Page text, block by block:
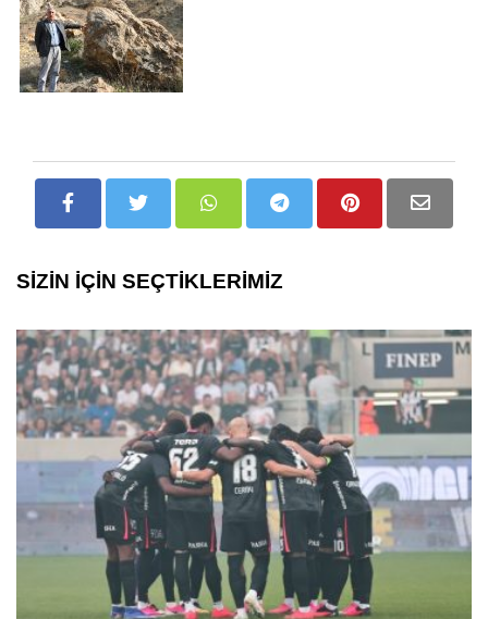
SİZİN İÇİN SEÇTİKLERİMİZ